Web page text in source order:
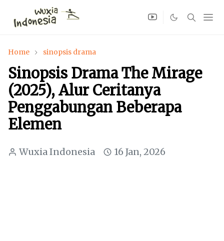
Home sinopsis drama
Sinopsis Drama The Mirage
(2025), Alur Ceritanya
Penggabungan Beberapa
Elemen
Wuxia Indonesia 16 Jan, 2026